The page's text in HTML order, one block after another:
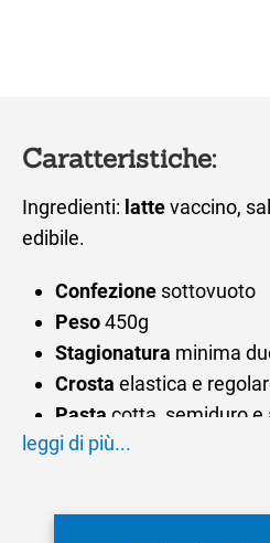
Caratteristiche:
Ingredienti: lattevaccino,
edibile.
Confezione sottovuoto
Peso450g
Stagionatura minima
Crosta elastica e
Pasta cotta, semiduro e
stagionatura; color
leggi di più...